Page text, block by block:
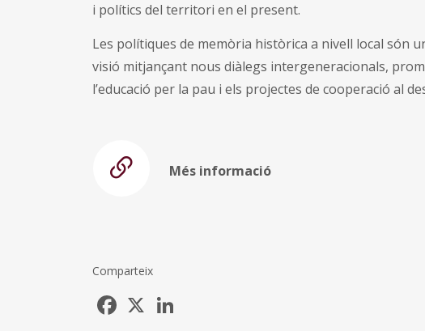
i polítics del territori en el present.
Les polítiques de memòria històrica a nivell local són
visió mitjançant nous diàlegs intergeneracionals,
l’educació per la pau i els projectes de cooperació al
Més informació
Comparteix
Facebook